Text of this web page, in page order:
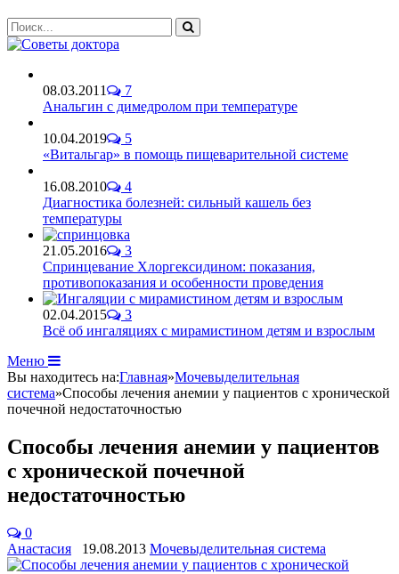
08.03.2011
7
Анальгин с димедролом при температуре
10.04.2019
5
«Витальгар» в помощь пищеварительной системе
16.08.2010
4
Диагностика болезней: сильный кашель без
температуры
21.05.2016
3
Спринцевание Хлоргексидином: показания,
противопоказания и особенности проведения
02.04.2015
3
Всё об ингаляциях с мирамистином детям и взрослым
Меню
Вы находитесь на:Главная»Мочевыделительная
система»Способы лечения анемии у пациентов с хронической
почечной недостаточностью
Способы лечения анемии у пациентов
с хронической почечной
недостаточностью
0
Анастасия
19.08.2013 Мочевыделительная система